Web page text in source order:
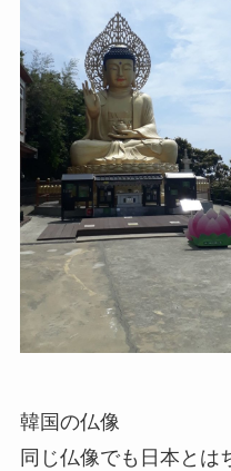
韓国の仏像
同じ仏像でも日本とは